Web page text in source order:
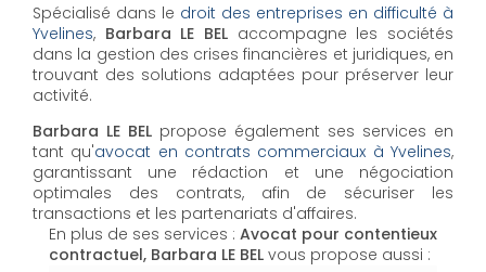
Spécialisé dans le droit des entreprises en difficulté à
Yvelines, Barbara LE BEL accompagne les sociétés
dans la gestion des crises financières et juridiques, en
trouvant des solutions adaptées pour préserver leur
activité.
Barbara LE BEL propose également ses services en
tant qu'avocat en contrats commerciaux à Yvelines,
garantissant une rédaction et une négociation
optimales des contrats, afin de sécuriser les
transactions et les partenariats d'affaires.
En plus de ses services : Avocat pour contentieux
contractuel, Barbara LE BEL vous propose aussi :